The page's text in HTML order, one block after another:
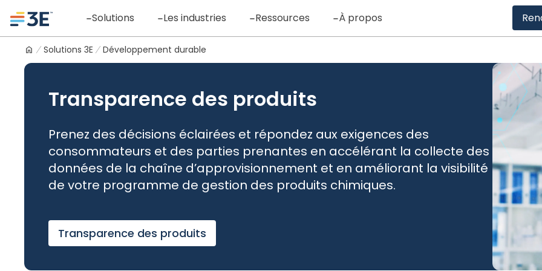
content
Solutions Les industries Ressources À propos
Solutions 3E Développement durable
Transparence des produits
Prenez des décisions éclairées et répondez aux exigences des
consommateurs et des parties prenantes en accélérant la collecte des
données de la chaîne d’approvisionnement et en améliorant la visibilité
de votre programme de gestion des produits chimiques.
Transparence des produits